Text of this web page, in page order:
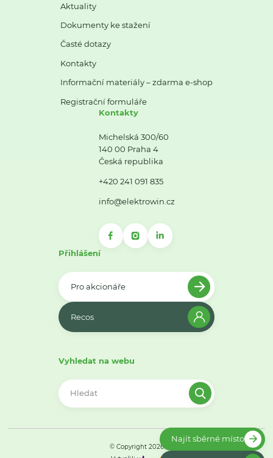
Aktuality
Dokumenty ke stažení
Časté dotazy
Kontakty
Informační materiály – zdarma e-shop
Registrační formuláře
Kontakty
Michelská 300/60
140 00 Praha 4
Česká republika
+420 241 091 835
info@elektrowin.cz
Přihlášení
Pro akcionáře
Recos
Vyhledat na webu
© Copyright 2026
Najít sběrné místo